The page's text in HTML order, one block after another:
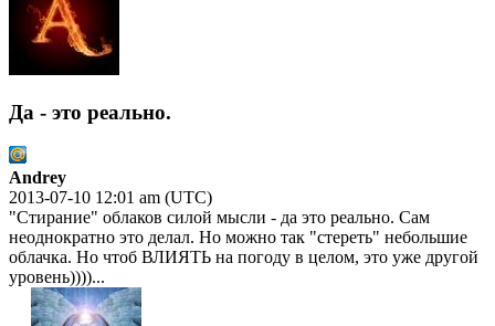
Да - это реально.
Andrey
2013-07-10 12:01 am (UTC)
"Стирание" облаков силой мысли - да это реально. Сам
неоднократно это делал. Но можно так "стереть" небольшие
облачка. Но чтоб ВЛИЯТЬ на погоду в целом, это уже другой
уровень))))...